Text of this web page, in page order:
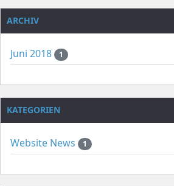
ARCHIV
Juni 2018 1
KATEGORIEN
Website News 1